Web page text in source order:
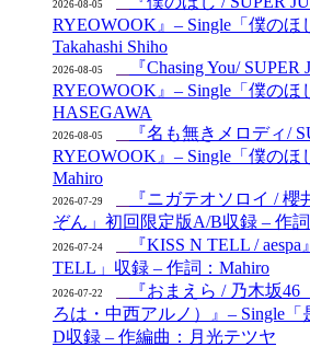
2026-08-05
RYEOWOOK』– Single「僕のほ
Takahashi Shiho
2026-08-05
『Chasing You/
RYEOWOOK』– Single「僕のほ
HASEGAWA
2026-08-05
『名も無きメロディ/
RYEOWOOK』– Single「僕のほ
Mahiro
2026-07-29
『ニガテオソロイ / 櫻
ぞん」初回限定版A/B収録 – 作詞
2026-07-24
『KISS N TELL /
TELL」収録 – 作詞：Mahiro
2026-07-22
『おまえら / 乃木坂
ろは・中西アルノ）』– Single
D収録 – 作編曲：月光テツヤ